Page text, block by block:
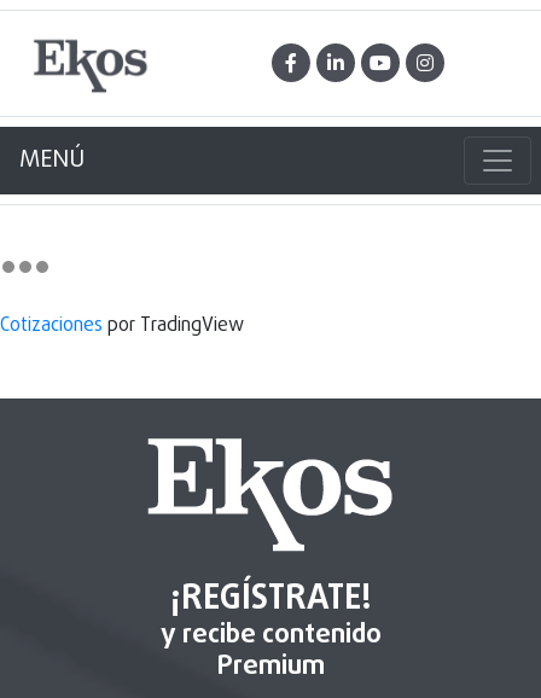
MENÚ
Cotizaciones por TradingView
¡REGÍSTRATE!
y recibe contenido
Premium